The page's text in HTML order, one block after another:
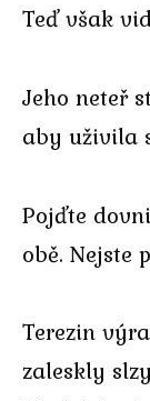
Teď však
Jeho neteř
aby uživila
Pojďte
obě. Nejste
Terezin
zaleskly